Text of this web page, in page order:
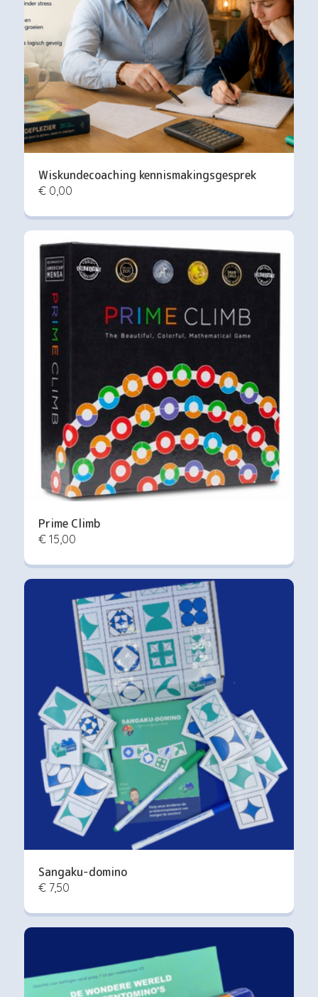
Wiskundecoaching kennismakingsgesprek
€ 0,00
Prime Climb
€ 15,00
Sangaku-domino
€ 7,50